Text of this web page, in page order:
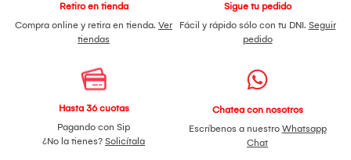
Retiro en tienda
Compra online y retira en tienda. Ver
tiendas
Sigue tu pedido
Fácil y rápido sólo con tu DNI. Seguir
pedido
Hasta 36 cuotas
Pagando con Sip
¿No la tienes? Solicítala
Chatea con nosotros
Escríbenos a nuestro Whatsapp
Chat